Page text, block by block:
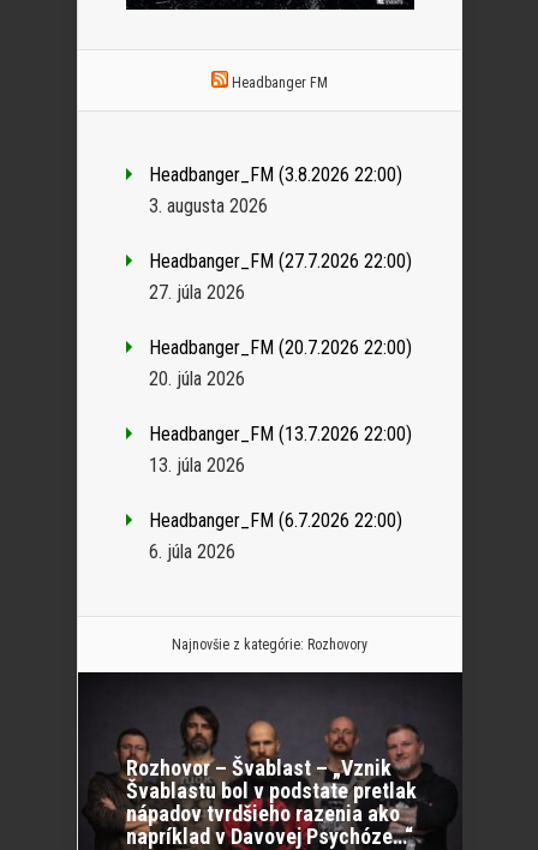
Headbanger FM
Headbanger_FM (3.8.2026 22:00)
3. augusta 2026
Headbanger_FM (27.7.2026 22:00)
27. júla 2026
Headbanger_FM (20.7.2026 22:00)
20. júla 2026
Headbanger_FM (13.7.2026 22:00)
13. júla 2026
Headbanger_FM (6.7.2026 22:00)
6. júla 2026
Najnovšie z kategórie: Rozhovory
Rozhovor – Švablast – „Vznik
Švablastu bol v podstate pretlak
nápadov tvrdšieho razenia ako
napríklad v Davovej Psychóze…“